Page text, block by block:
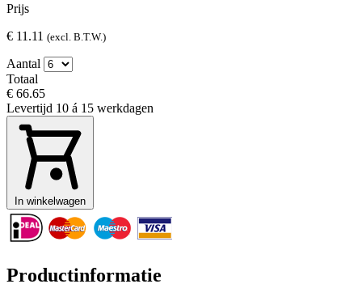
Prijs
€ 11.11 (excl. B.T.W.)
Aantal
Totaal
€ 66.65
Levertijd 10 á 15 werkdagen
In winkelwagen
Productinformatie